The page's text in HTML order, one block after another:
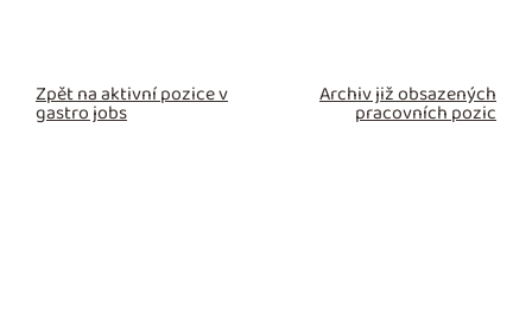
Zpět na aktivní pozice v
gastro jobs
Archiv již obsazených
pracovních pozic